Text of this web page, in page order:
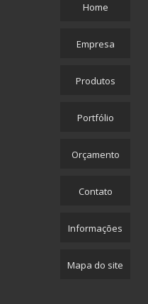
Home
Empresa
Produtos
Portfólio
Orçamento
Contato
Informações
Mapa do site